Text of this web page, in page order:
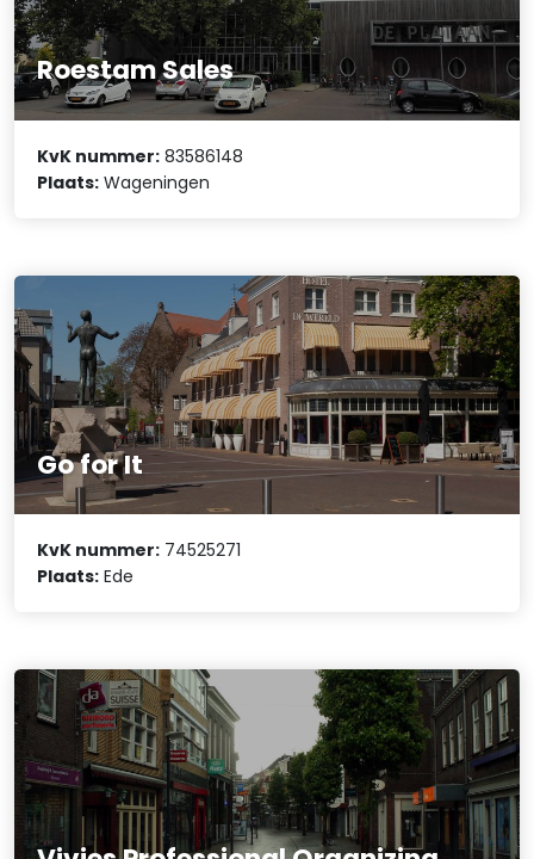
Roestam Sales
KvK nummer: 83586148
Plaats: Wageningen
Go for It
KvK nummer: 74525271
Plaats: Ede